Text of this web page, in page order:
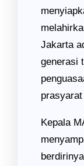
Jakarta
generasi
Kepala